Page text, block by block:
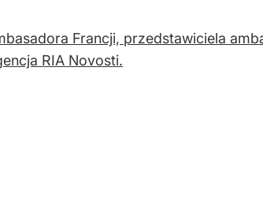
Francji, przedstawiciela
RIA Novosti.